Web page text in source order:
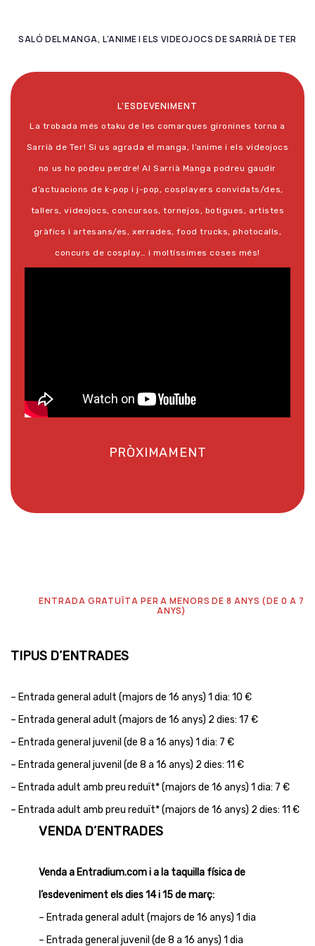
SALÓ DEL MANGA, L’ANIME I ELS VIDEOJOCS DE SARRIÀ DE TER
L’ESDEVENIMENT
La trobada més otaku de les comarques gironines torna a
Sarrià de Ter! Si us agrada el manga, l’anime i els videojocs
no us ho podeu perdre! Al Sarrià Manga podreu gaudir
d’actuacions de k-pop i j-pop, cosplayers convidats/des,
tallers, videojocs, concursos, tornejos, botigues, artistes
gràfics i artesans/es, xerrades, food trucks, photocalls,
concurs de cosplay… i moltíssimes coses més!
PRÒXIMAMENT
ENTRADA GRATUÏTA PER A MENORS DE 8 ANYS (DE 0 A 7
ANYS)
TIPUS D’ENTRADES
– Entrada general adult (majors de 16 anys) 1 dia: 10 €
– Entrada general adult (majors de 16 anys) 2 dies: 17 €
– Entrada general juvenil (de 8 a 16 anys) 1 dia: 7 €
– Entrada general juvenil (de 8 a 16 anys) 2 dies: 11 €
– Entrada adult amb preu reduït* (majors de 16 anys) 1 dia: 7 €
– Entrada adult amb preu reduït* (majors de 16 anys) 2 dies: 11 €
VENDA D’ENTRADES
Venda a Entradium.com i a la taquilla física de
l’esdeveniment els dies 14 i 15 de març:
– Entrada general adult (majors de 16 anys) 1 dia
– Entrada general juvenil (de 8 a 16 anys) 1 dia